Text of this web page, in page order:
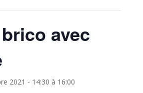
avec
2021 - 14:30 à 16:00